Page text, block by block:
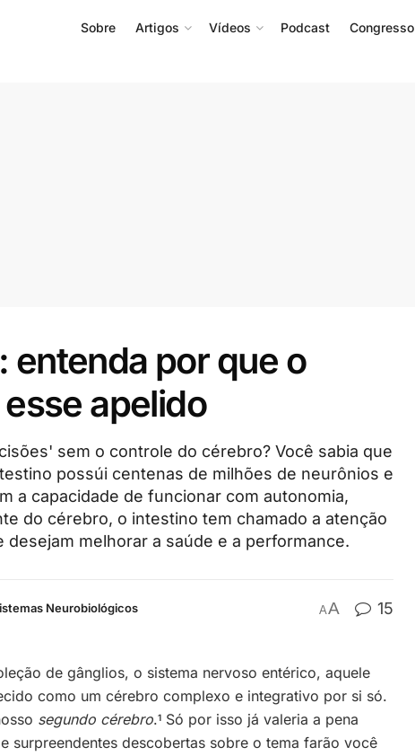
Sobre Artigos Vídeos Podcast Congresso
entenda por que o
apelido
sem o controle do cérebro? Você sabia que
possúi centenas de milhões de neurônios e
a capacidade de funcionar com autonomia,
do cérebro, o intestino tem chamado a atenção
melhorar a saúde e a performance.
Neurobiológicos AA 15
de gânglios, o sistema nervoso entérico, aquele
como um cérebro complexo e integrativo por si só.
segundo cérebro.1 Só por isso já valeria a pena
surpreendentes descobertas sobre o tema farão você